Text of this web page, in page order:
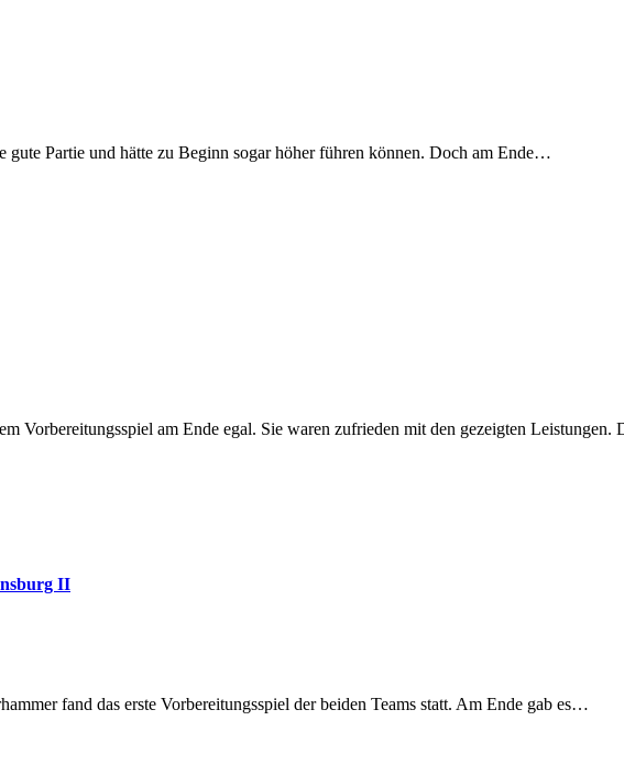
gute Partie und hätte zu Beginn sogar höher führen können. Doch am Ende…
Vorbereitungsspiel am Ende egal. Sie waren zufrieden mit den gezeigten Leistungen.
II
fand das erste Vorbereitungsspiel der beiden Teams statt. Am Ende gab es…